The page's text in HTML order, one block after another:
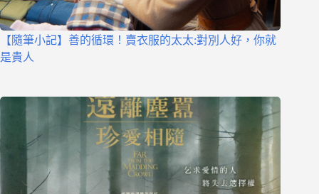
【隨筆小記】善的循環！賣衣服的太太:對別人好，你就
是貴人